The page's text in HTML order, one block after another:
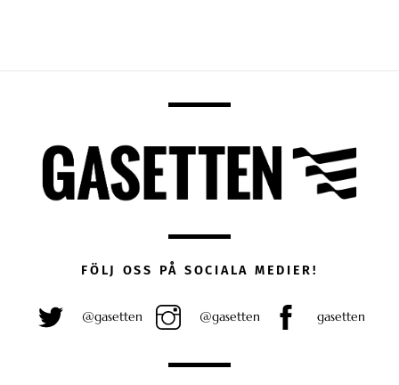
FÖLJ OSS PÅ SOCIALA MEDIER!
@gasetten @gasetten gasetten